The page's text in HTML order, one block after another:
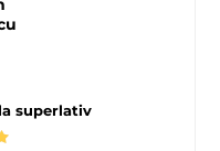
superlativ